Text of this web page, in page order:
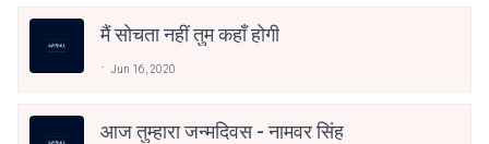
मैं सोचता नहीं तुम कहाँ होगी
Jun 16, 2020
आज तुम्हारा जन्मदिवस - नामवर सिंह